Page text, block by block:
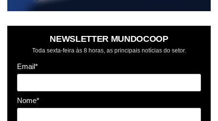
NEWSLETTER MUNDOCOOP
Toda sexta-feira às 8 horas, as principais notícias do setor.
Email*
Nome*